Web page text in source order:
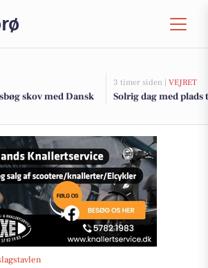
skov med Dansk
3 timer siden | VEJRET
Solrig dag med
KNALLERTSERVICE V/JAN SAXE ANDERSEN har